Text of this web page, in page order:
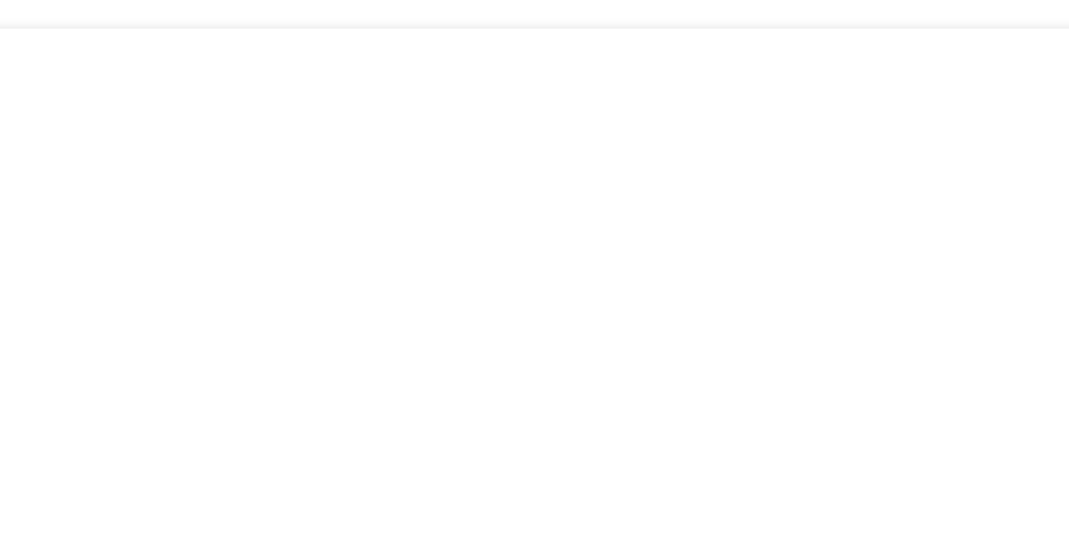
største danske kaningrupper, og anerkendes bredt som værende ekspert i bonding. Hun har tidligere studeret biokemi på
Til daglig arbejder hun som klinikassistent hos Dyrlægehuset Farum, samtidig med at hun uddanner folk i